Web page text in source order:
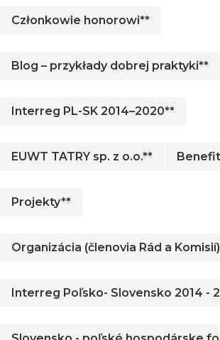
Członkowie honorowi**
Blog – przykłady dobrej praktyki**
Interreg PL-SK 2014–2020**
EUWT TATRY sp. z o.o.**
Projekty**
Organizácia (členovia Rád a
Interreg Poľsko- Slovensko 2014 -